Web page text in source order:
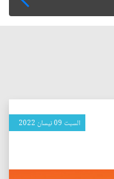
السبت 09 نيسان 2022